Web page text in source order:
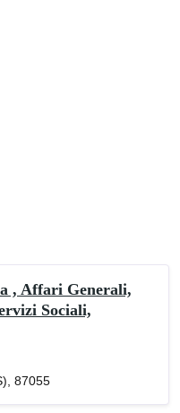
, Affari Generali,
Sociali,
87055